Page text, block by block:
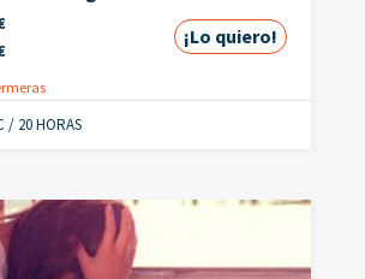
¡Lo quiero!
/ 20 HORAS